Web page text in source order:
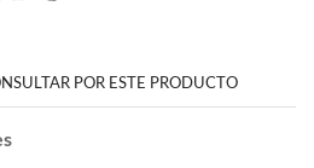
POR ESTE PRODUCTO